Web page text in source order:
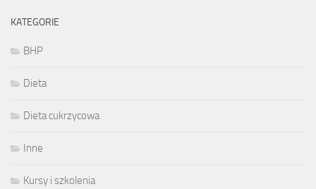
KATEGORIE
BHP
Dieta
Dieta cukrzycowa
Inne
Kursy i szkolenia